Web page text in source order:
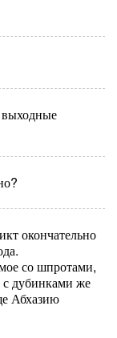
выходные
окончательно
со шпротами,
с дубинками же
Абхазию